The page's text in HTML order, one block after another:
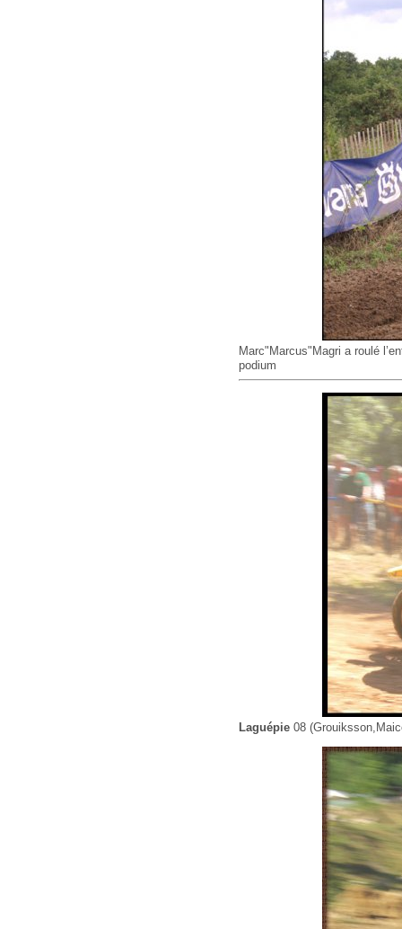
Marc"Marcus"Magri a roulé
podium
Laguépie 08